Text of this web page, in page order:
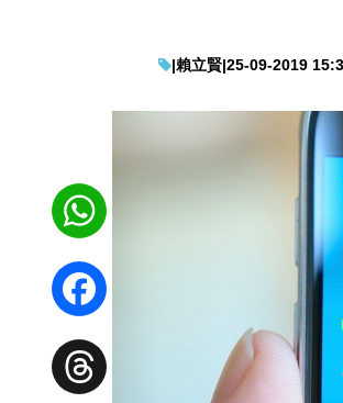
|賴立賢|25-09-2019
WhatsApp
Facebook